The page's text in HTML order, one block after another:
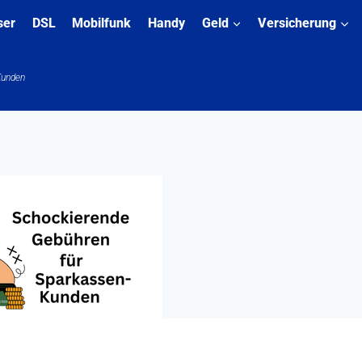
DSL Mobilfunk Handy Geld Versicherung